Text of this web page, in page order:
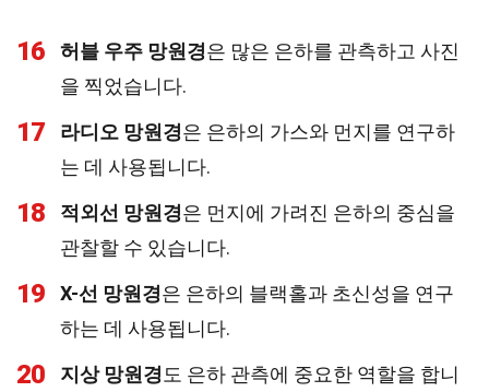
16 허블 우주 망원경은 많은 은하를 관측하고 사진
을 찍었습니다.
17 라디오 망원경은 은하의 가스와 먼지를 연구하
는 데 사용됩니다.
18 적외선 망원경은 먼지에 가려진 은하의 중심을
관찰할 수 있습니다.
19 X-선 망원경은 은하의 블랙홀과 초신성을 연구
하는 데 사용됩니다.
20 지상 망원경 도 은하 관측에 중요한 역할을 합니